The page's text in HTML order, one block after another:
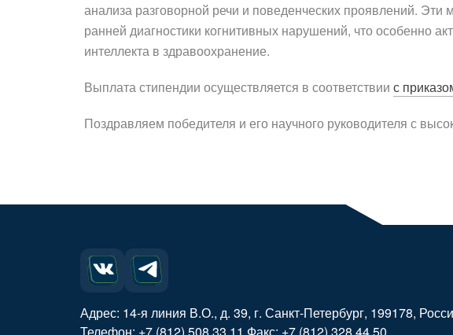
анализа разговорной речи и поведенческих проявлений.
ранней диагностики когнитивных нарушений, что особенно
интеллекта в здравоохранение.
Выплата стипендии осуществляется в соответствии с
Поздравляем победителя и его научного руководителя с
Адрес: 14-я линия В.О., д. 39, г. Санкт-Петербург, 199178,